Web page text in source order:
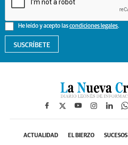
He leído y acepto lascondiciones legales.
SUSCRÍBETE
ACTUALIDAD EL BIERZO SUCESOS